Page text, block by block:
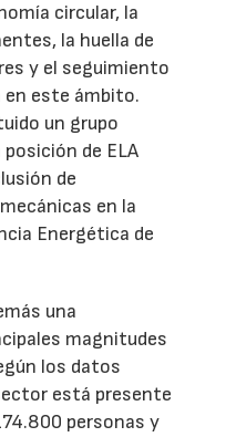
circular, la
la huella de
y el seguimiento
en este ámbito.
un grupo
de ELA
de
en la
Energética de
una
magnitudes
los datos
está presente
personas y